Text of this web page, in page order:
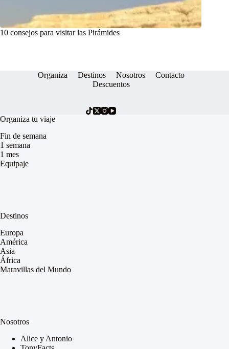
10 consejos para visitar las Pirámides
Organiza Destinos Nosotros
Contacto
Descuentos
Organiza tu viaje
Fin de semana
1 semana
1 mes
Equipaje
Destinos
Europa
América
Asia
África
Maravillas del Mundo
Nosotros
Alice y Antonio